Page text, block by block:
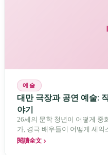
바로 관주도와 민간, 토착과
예술
대만 극장과 공연 예술:
야기
26세의 문학 청년이 어떻게 중
가, 경극 배우들이 어떻게 셰
閱讀全文